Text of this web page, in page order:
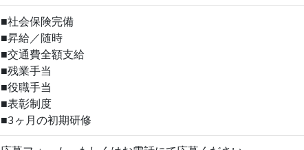
■社会保険完備
■昇給／随時
■交通費全額支給
■残業手当
■役職手当
■表彰制度
■3ヶ月の初期研修